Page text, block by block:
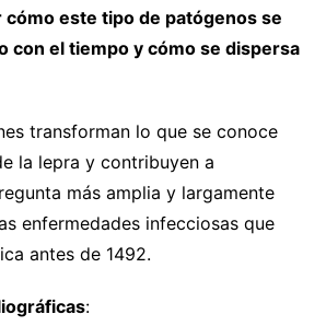
este tipo de patógenos se
con el tiempo y cómo se dispersa
transforman lo que se conoce
la lepra y contribuyen a
más amplia y largamente
enfermedades infecciosas que
antes de 1492.
: